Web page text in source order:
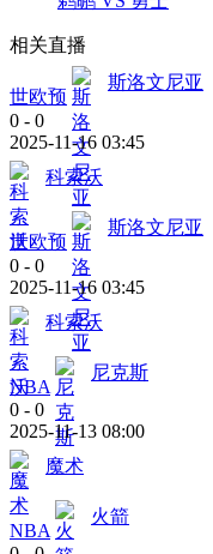
相关直播
世欧预
斯洛文尼亚
0 - 0
2025-11-16 03:45
科索沃
世欧预
斯洛文尼亚
0 - 0
2025-11-16 03:45
科索沃
NBA
尼克斯
0 - 0
2025-11-13 08:00
魔术
NBA
火箭